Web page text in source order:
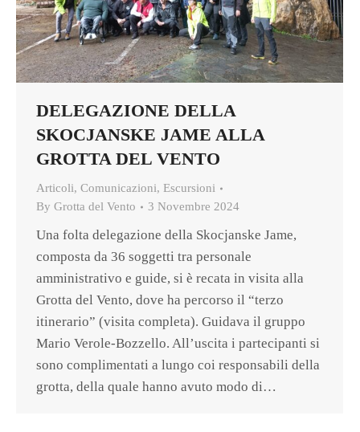
DELEGAZIONE DELLA
SKOCJANSKE JAME ALLA
GROTTA DEL VENTO
Articoli, Comunicazioni, Escursioni
By Grotta del Vento 3 Novembre 2024
Una folta delegazione della Skocjanske Jame,
composta da 36 soggetti tra personale
amministrativo e guide, si è recata in visita alla
Grotta del Vento, dove ha percorso il “terzo
itinerario” (visita completa). Guidava il gruppo
Mario Verole-Bozzello. All’uscita i partecipanti si
sono complimentati a lungo coi responsabili della
grotta, della quale hanno avuto modo di…